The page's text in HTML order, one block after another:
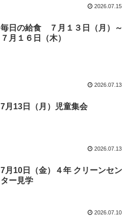
2026.07.15
毎日の給食 ７月１３日（月）～
７月１６日（木）
2026.07.13
7月13日（月）児童集会
2026.07.13
7月10日（金）４年 クリーンセン
ター見学
2026.07.10